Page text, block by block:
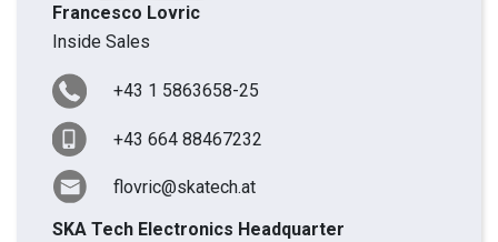
Francesco Lovric
Inside Sales
+43 1 5863658-25
+43 664 88467232
flovric@skatech.at
SKA Tech Electronics Headquarter